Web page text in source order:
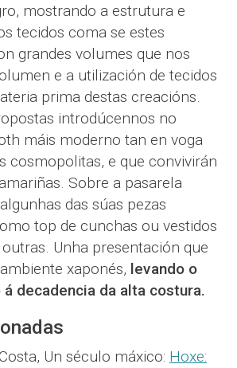
mostrando a estrutura e
tecidos coma se estes
grandes volumes que nos
e a utilización de tecidos
prima destas creacións.
introdúcennos no
máis moderno tan en voga
cosmopolitas, e que convivirán
Sobre a pasarela
das súas pezas
top de cunchas ou vestidos
Unha presentación que
xaponés, levando o
decadencia da alta costura.
Un século máxico: Hoxe: